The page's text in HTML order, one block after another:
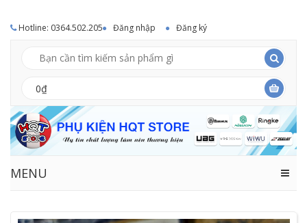
Hotline: 0364.502.205 Đăng nhập Đăng ký
0₫
MENU